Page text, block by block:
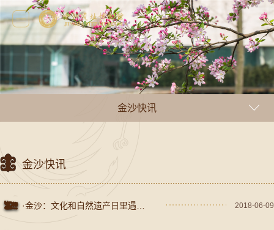
金沙快讯
金沙快讯
·金沙：文化和自然遗产日里遇见成都考古“黄金时代” 2018-06-09